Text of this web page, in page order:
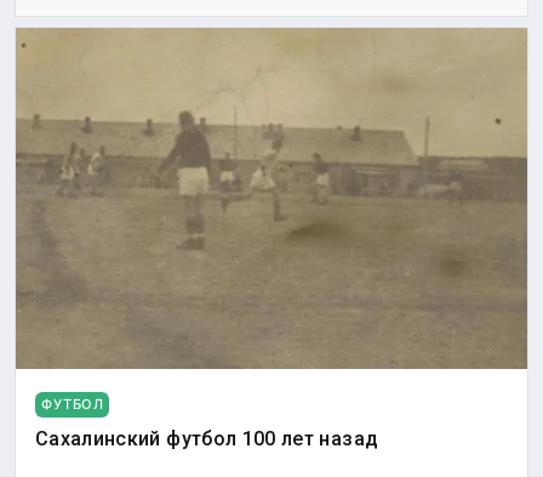
ФУТБОЛ
Сахалинский футбол 100 лет назад